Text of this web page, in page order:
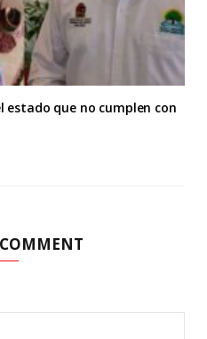
estado que no cumplen con